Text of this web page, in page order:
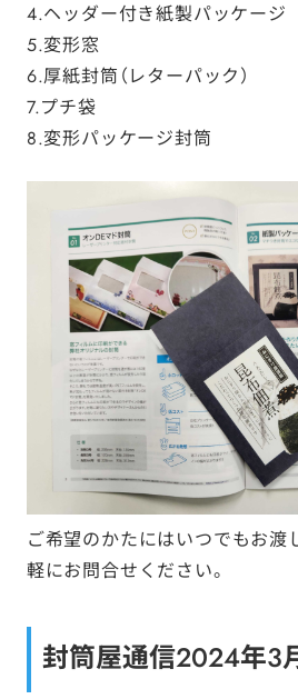
4.ヘッダー付き紙製パッケージ
5.変形窓
6.厚紙封筒（レターパック）
7.プチ袋
8.変形パッケージ封筒
ご希望のかたにはいつでもお渡
軽にお問合せください。
封筒屋通信2024年3